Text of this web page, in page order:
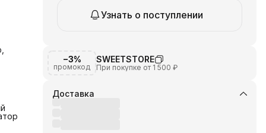
Узнать о поступлении
−3%
промокод
SWEETSTORE
При покупке от 1 500 ₽
Доставка